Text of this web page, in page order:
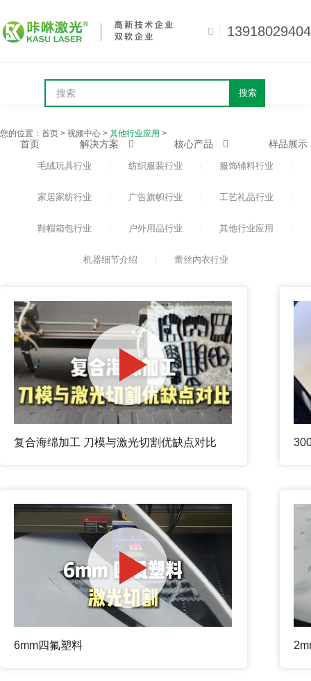
13918029404
搜索
首页 解决方案 核心产品 样品展示
您的位置： 首页 > 视频中心 > 其他行业应用 >
毛绒玩具行业 纺织服装行业 服饰辅料行业
家居家纺行业 广告旗帜行业 工艺礼品行业
鞋帽箱包行业 户外用品行业 其他行业应用
机器细节介绍 蕾丝内衣行业
复合海绵加工 刀模与激光切割优缺点对比
6mm四氟塑料